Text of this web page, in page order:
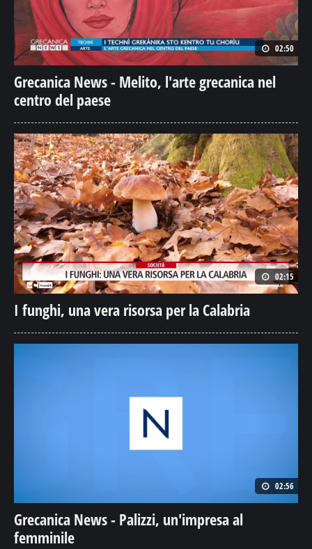
02:50
Grecanica News - Melito, l'arte grecanica nel
centro del paese
02:15
I funghi, una vera risorsa per la Calabria
02:56
Grecanica News - Palizzi, un'impresa al
femminile